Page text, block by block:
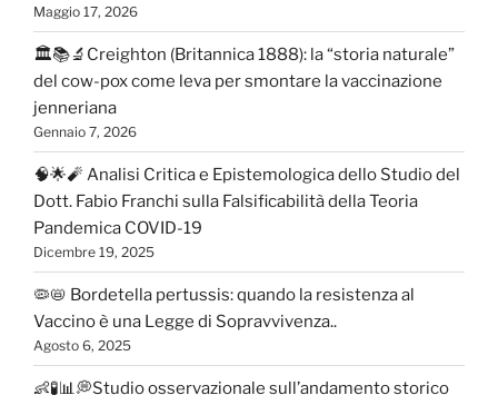
Maggio 17, 2026
🏛️📚🔬Creighton (Britannica 1888): la “storia naturale”
del cow-pox come leva per smontare la vaccinazione
jenneriana
Gennaio 7, 2026
🧠🌟🧨 Analisi Critica e Epistemologica dello Studio del
Dott. Fabio Franchi sulla Falsificabilità della Teoria
Pandemica COVID-19
Dicembre 19, 2025
🦠📛 Bordetella pertussis: quando la resistenza al
Vaccino è una Legge di Sopravvivenza..
Agosto 6, 2025
👶🧪📊💭Studio osservazionale sull’andamento storico